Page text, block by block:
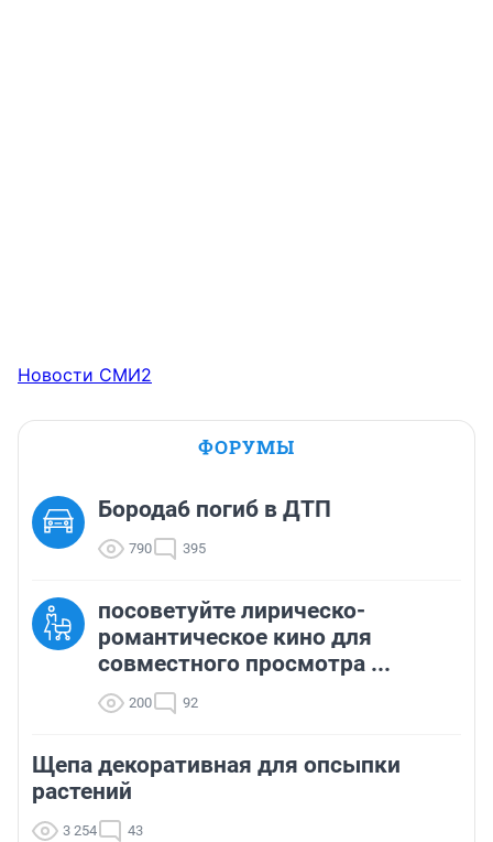
Новости СМИ2
ФОРУМЫ
Борода6 погиб в ДТП
790 395
посоветуйте лирическо-
романтическое кино для
совместного просмотра ...
200 92
Щепа декоративная для опсыпки
растений
3 254 43